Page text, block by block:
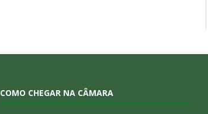
COMO CHEGAR NA CÂMARA